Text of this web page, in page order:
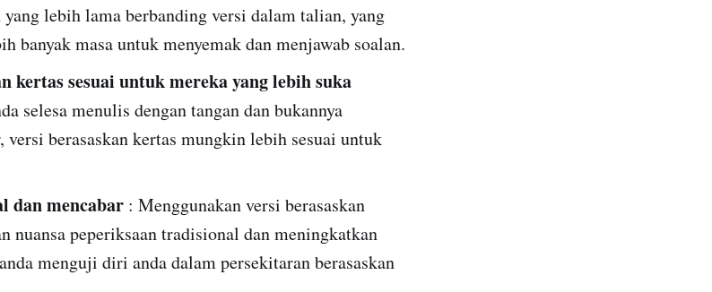
lebih lama berbanding versi dalam talian, yang
banyak masa untuk menyemak dan menjawab soalan.
kertas sesuai untuk mereka yang lebih suka
selesa menulis dengan tangan dan bukannya
versi berasaskan kertas mungkin lebih sesuai untuk
dan mencabar : Menggunakan versi berasaskan
nuansa peperiksaan tradisional dan meningkatkan
menguji diri anda dalam persekitaran berasaskan